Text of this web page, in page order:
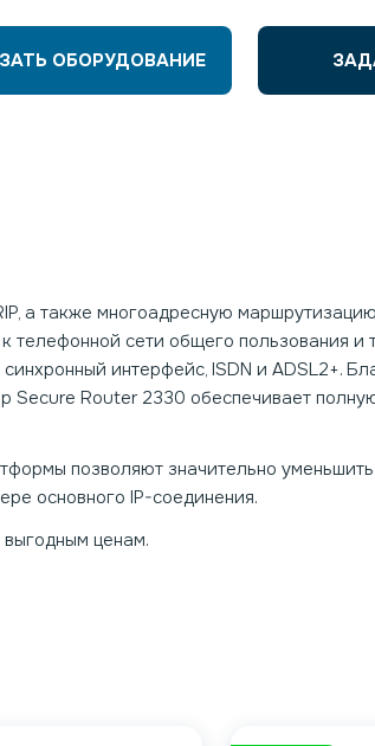
ОБОРУДОВАНИЕ
а также многоадресную
телефонной сети общего пользования и
интерфейс, ISDN и ADSL2+.
Router 2330 обеспечивает
позволяют значительно уменьшить
основного IP-соединения.
ценам.